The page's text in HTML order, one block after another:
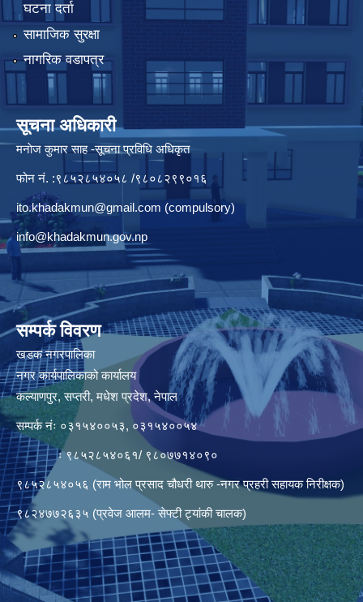
घटना दर्ता
सामाजिक सुरक्षा
नागरिक वडापत्र
सूचना अधिकारी
मनाेज कुमार साह -सूचना प्रविधि अधिकृत
फोन नं. :९८५२८५४०५८ /९८०८२९९०१६
ito.khadakmun@gmail.com (compulsory)
info@khadakmun.gov.np
सम्पर्क विवरण
खडक नगरपालिका
नगर कार्यपालिकाको कार्यालय
कल्याणपुर, सप्तरी, मधेश प्रदेश, नेपाल
सम्पर्क नंः ०३१५४००५३, ०३१५४००५४
ः ९८५२८५४०६१/ ९८०७७१४०९०
९८५२८५४०५६ (राम भोल प्रसाद चौधरी थारु -नगर प्रहरी सहायक निरीक्षक)
९८२४७७२६३५ (प्रवेज आलम- सेफ्टी ट्यांकी चालक)